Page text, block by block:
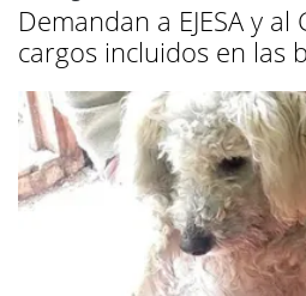
Demandan a EJESA y
cargos incluidos en las